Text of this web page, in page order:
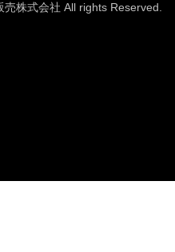
株式会社 All rights Reserved.